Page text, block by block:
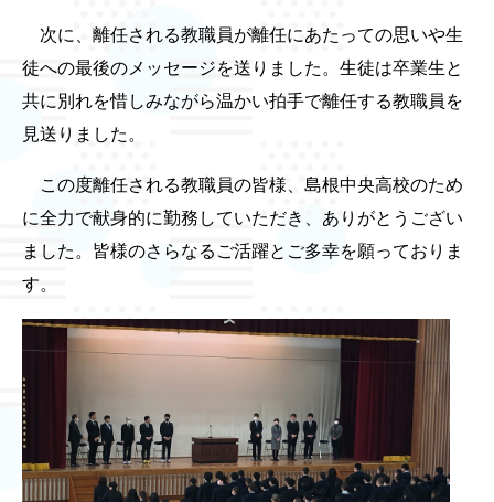
次に、離任される教職員が離任にあたっての思いや生
徒への最後のメッセージを送りました。生徒は卒業生と
共に別れを惜しみながら温かい拍手で離任する教職員を
見送りました。
この度離任される教職員の皆様、島根中央高校のため
に全力で献身的に勤務していただき、ありがとうござい
ました。皆様のさらなるご活躍とご多幸を願っておりま
す。